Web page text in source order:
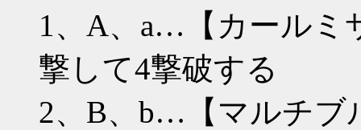
1、A、a…【カール
撃して4撃破する
2、B、b…【マルチ